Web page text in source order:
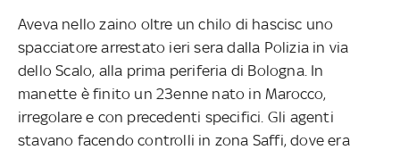
Aveva nello zaino oltre un chilo di hascisc uno
spacciatore arrestato ieri sera dalla Polizia in via
dello Scalo, alla prima periferia di Bologna. In
manette è finito un 23enne nato in Marocco,
irregolare e con precedenti specifici. Gli agenti
stavano facendo controlli in zona Saffi, dove era